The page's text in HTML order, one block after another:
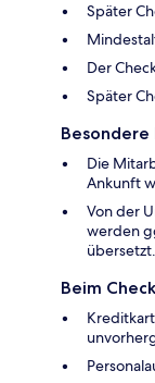
Später
Der
Später
Besondere
Die
Ankunft
Von der
werden
übersetzt.
Beim